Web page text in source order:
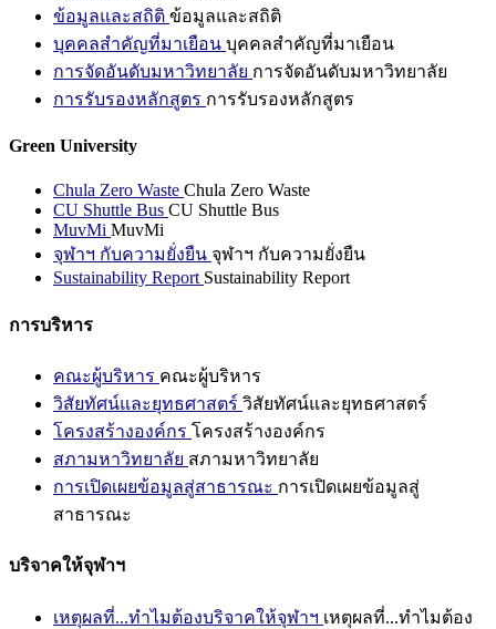
ข้อมูลและสถิติ ข้อมูลและสถิติ
บุคคลสำคัญที่มาเยือน บุคคลสำคัญที่มาเยือน
การจัดอันดับมหาวิทยาลัย การจัดอันดับมหาวิทยาลัย
การรับรองหลักสูตร การรับรองหลักสูตร
Green University
Chula Zero Waste Chula Zero Waste
CU Shuttle Bus CU Shuttle Bus
MuvMi MuvMi
จุฬาฯ กับความยั่งยืน จุฬาฯ กับความยั่งยืน
Sustainability Report Sustainability Report
การบริหาร
คณะผู้บริหาร คณะผู้บริหาร
วิสัยทัศน์และยุทธศาสตร์ วิสัยทัศน์และยุทธศาสตร์
โครงสร้างองค์กร โครงสร้างองค์กร
สภามหาวิทยาลัย สภามหาวิทยาลัย
การเปิดเผยข้อมูลสู่สาธารณะ การเปิดเผยข้อมูลสู่
สาธารณะ
บริจาคให้จุฬาฯ
เหตุผลที่...ทำไมต้องบริจาคให้จุฬาฯ เหตุผลที่...ทำไมต้อง